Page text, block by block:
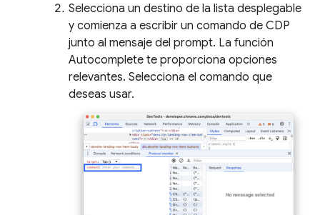
Selecciona un destino de la lista desplegable
y comienza a escribir un comando de CDP
junto al mensaje del prompt. La función
Autocomplete te proporciona opciones
relevantes. Selecciona el comando que
deseas usar.